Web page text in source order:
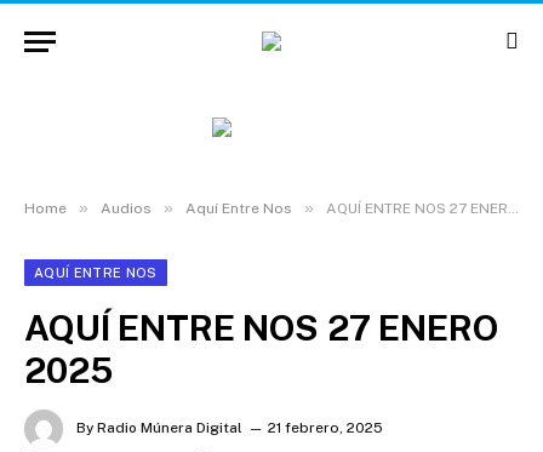
Home » Audios » Aquí Entre Nos » AQUÍ ENTRE NOS 27 ENERO 2025
AQUÍ ENTRE NOS
AQUÍ ENTRE NOS 27 ENERO
2025
By Radio Múnera Digital
21 febrero, 2025